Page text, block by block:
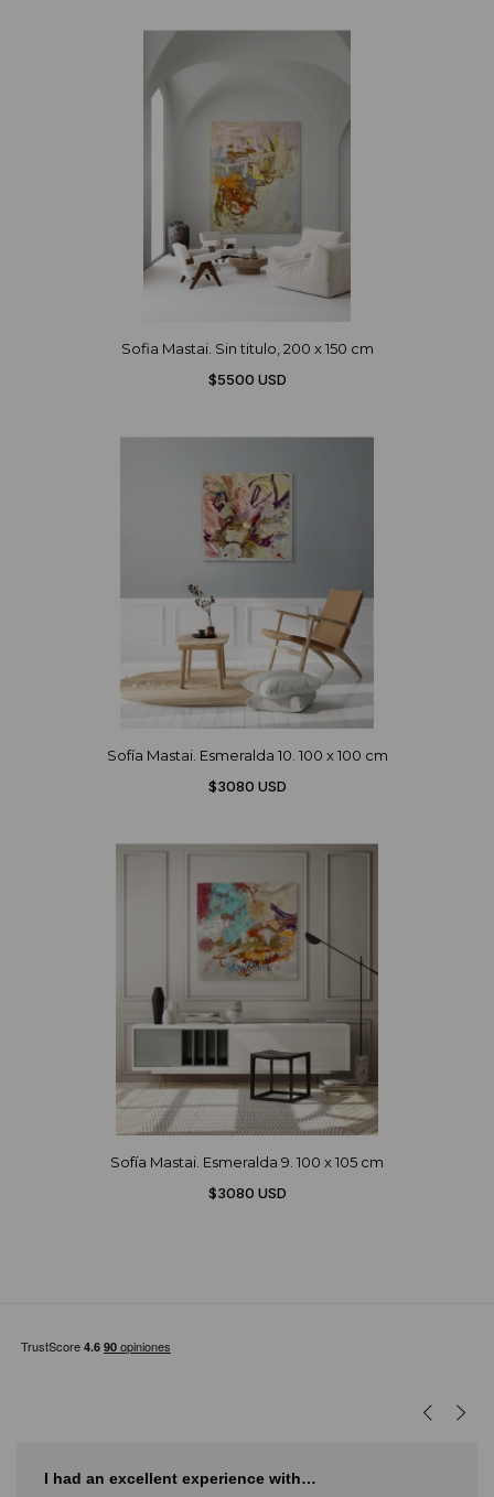
Sofia Mastai. Sin titulo, 200 x 150 cm
$5500 USD
Sofía Mastai. Esmeralda 10. 100 x 100 cm
$3080 USD
Sofía Mastai. Esmeralda 9. 100 x 105 cm
$3080 USD
I had an excellent experience with…